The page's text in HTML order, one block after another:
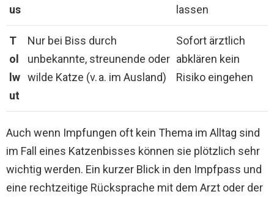
us
lassen
T
ol
lw
ut
Nur bei Biss durch
unbekannte, streunende oder
wilde Katze (v. a. im Ausland)
Sofort ärztlich
abklären kein
Risiko eingehen
Auch wenn Impfungen oft kein Thema im Alltag sind
im Fall eines Katzenbisses können sie plötzlich sehr
wichtig werden. Ein kurzer Blick in den Impfpass und
eine rechtzeitige Rücksprache mit dem Arzt oder der